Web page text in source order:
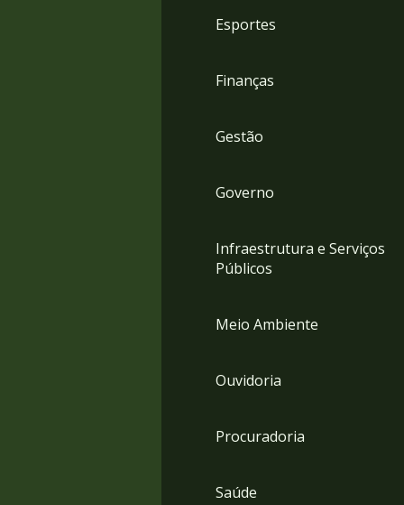
Esportes
Finanças
Gestão
Governo
Infraestrutura e Serviços
Públicos
Meio Ambiente
Ouvidoria
Procuradoria
Saúde